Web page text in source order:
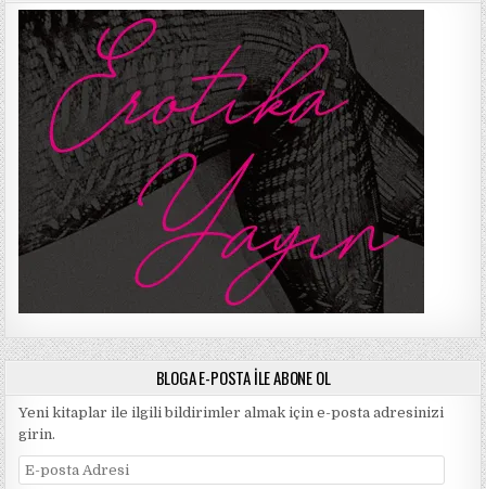
BLOGA E-POSTA ILE ABONE OL
Yeni kitaplar ile ilgili bildirimler almak için e-posta adresinizi
girin.
E-